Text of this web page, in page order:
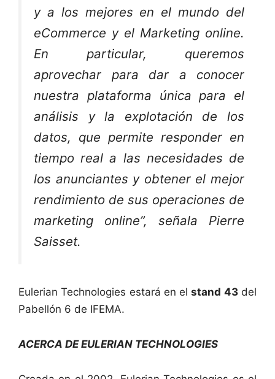
y a los mejores en el mundo del
eCommerce y el Marketing online.
En particular, queremos
aprovechar para dar a conocer
nuestra plataforma única para el
análisis y la explotación de los
datos, que permite responder en
tiempo real a las necesidades de
los anunciantes y obtener el mejor
rendimiento de sus operaciones de
marketing online”, señala Pierre
Saisset.
Eulerian Technologies estará en elstand 43del
Pabellón 6 de IFEMA.
ACERCA DE EULERIAN TECHNOLOGIES